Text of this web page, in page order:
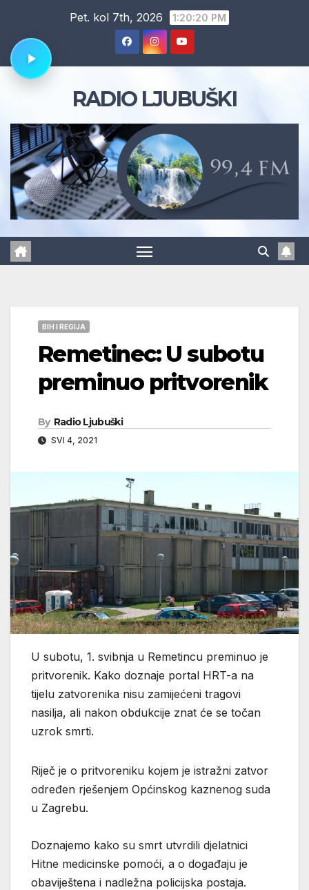
content
Pet. kol 7th, 2026 1:20:21 PM
RADIO LJUBUŠKI
BIH I REGIJA
Remetinec: U subotu
preminuo pritvorenik
By Radio Ljubuški
SVI 4, 2021
U subotu, 1. svibnja u Remetincu preminuo je
pritvorenik. Kako doznaje portal HRT-a na
tijelu zatvorenika nisu zamijećeni tragovi
nasilja, ali nakon obdukcije znat će se točan
uzrok smrti.
Riječ je o pritvoreniku kojem je istražni zatvor
određen rješenjem Općinskog kaznenog suda
u Zagrebu.
Doznajemo kako su smrt utvrdili djelatnici
Hitne medicinske pomoći, a o događaju je
obaviještena i nadležna policijska postaja.